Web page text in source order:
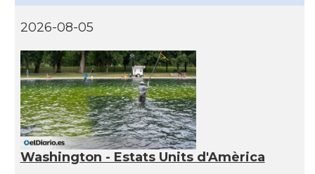
2026-08-05
Washington - Estats Units d'Amèrica